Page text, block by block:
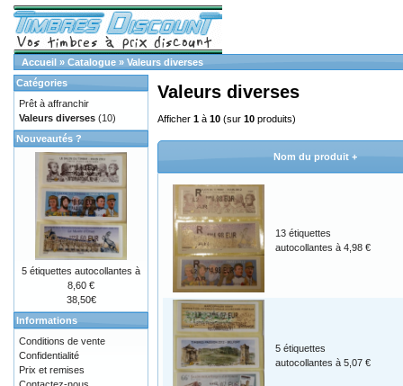
Accueil » Catalogue » Valeurs diverses
Valeurs diverses
Afficher 1 à 10 (sur 10 produits)
Nom du produit +
13 étiquettes
autocollantes à 4,98 €
5 étiquettes
autocollantes à 5,07 €
Catégories
Prêt à affranchir
Valeurs diverses (10)
Nouveautés ?
5 étiquettes autocollantes à
8,60 €
38,50€
Informations
Conditions de vente
Confidentialité
Prix et remises